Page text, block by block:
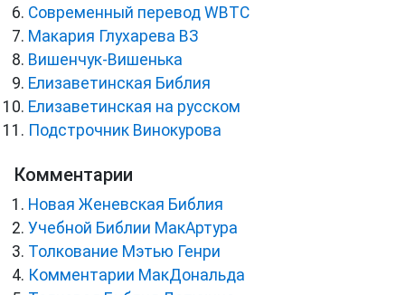
Cовременный перевод WBTC
Макария Глухарева ВЗ
Вишенчук-Вишенька
Елизаветинская Библия
Елизаветинская на русском
Подстрочник Винокурова
Комментарии
Новая Женевская Библия
Учебной Библии МакАртура
Толкование Мэтью Генри
Комментарии МакДональда